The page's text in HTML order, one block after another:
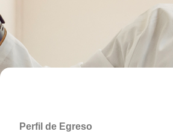
Perfil de Egreso